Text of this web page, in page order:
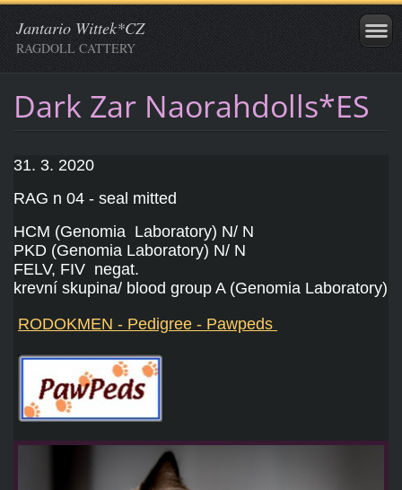
Jantario Wittek*CZ
RAGDOLL CATTERY
Dark Zar Naorahdolls*ES
31. 3. 2020
RAG n 04 - seal mitted
HCM (Genomia Laboratory) N/ N
PKD (Genomia Laboratory) N/ N
FELV, FIV negat.
krevní skupina/ blood group A (Genomia Laboratory)
RODOKMEN - Pedigree - Pawpeds